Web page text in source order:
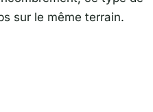
sur le même terrain.